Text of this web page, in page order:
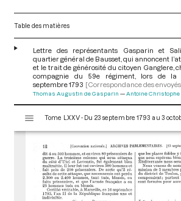
Table des matières
Lettre des représentants Gasparin et
quartier général de Bausset, qui annoncent
et le trait de générosité du citoyen Ganglere,
compagnie du 59e régiment, lors de la
septembre 1793 [Correspondance des
Thomas Augustin de Gasparin Antoine Christophe
s
Tome LXXV - Du 23 septembre 1793 au 3